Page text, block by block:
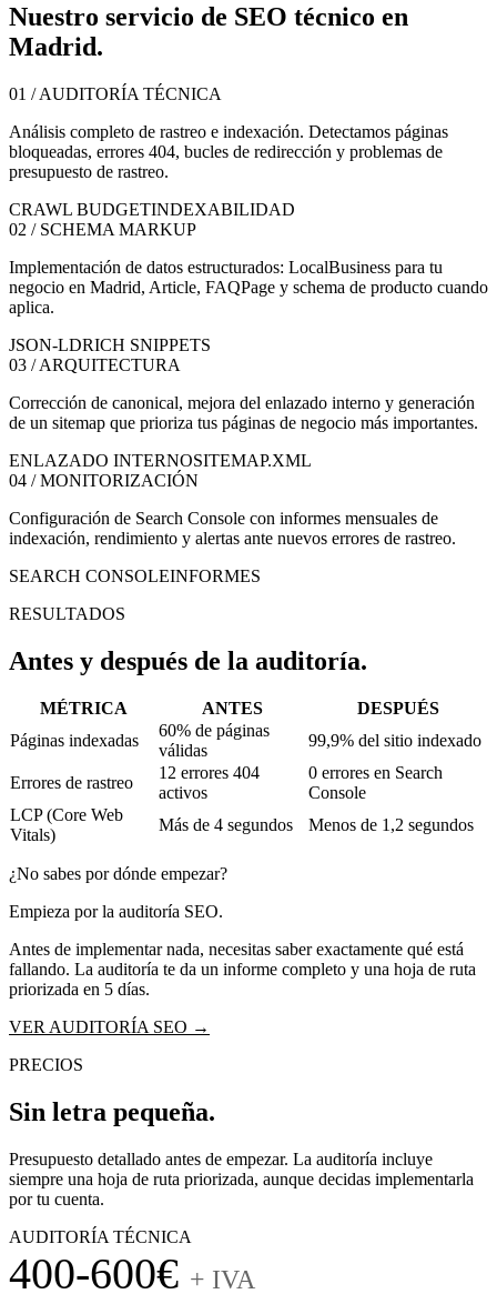
Nuestro servicio de SEO técnico en
Madrid.
01 / AUDITORÍA TÉCNICA
Análisis completo de rastreo e indexación. Detectamos páginas
bloqueadas, errores 404, bucles de redirección y problemas de
presupuesto de rastreo.
CRAWL BUDGETINDEXABILIDAD
02 / SCHEMA MARKUP
Implementación de datos estructurados: LocalBusiness para tu
negocio en Madrid, Article, FAQPage y schema de producto cuando
aplica.
JSON-LDRICH SNIPPETS
03 / ARQUITECTURA
Corrección de canonical, mejora del enlazado interno y generación
de un sitemap que prioriza tus páginas de negocio más importantes.
ENLAZADO INTERNOSITEMAP.XML
04 / MONITORIZACIÓN
Configuración de Search Console con informes mensuales de
indexación, rendimiento y alertas ante nuevos errores de rastreo.
SEARCH CONSOLEINFORMES
RESULTADOS
Antes y después de la auditoría.
MÉTRICA ANTES
DESPUÉS
Páginas indexadas
60% de páginas
válidas
99,9% del sitio indexado
Errores de rastreo
12 errores 404
activos
0 errores en Search
Console
LCP (Core Web
Vitals)
Más de 4 segundos Menos de 1,2 segundos
¿No sabes por dónde empezar?
Empieza por la auditoría SEO.
Antes de implementar nada, necesitas saber exactamente qué está
fallando. La auditoría te da un informe completo y una hoja de ruta
priorizada en 5 días.
VER AUDITORÍA SEO →
PRECIOS
Sin letra pequeña.
Presupuesto detallado antes de empezar. La auditoría incluye
siempre una hoja de ruta priorizada, aunque decidas implementarla
por tu cuenta.
AUDITORÍA TÉCNICA
400-600€ + IVA